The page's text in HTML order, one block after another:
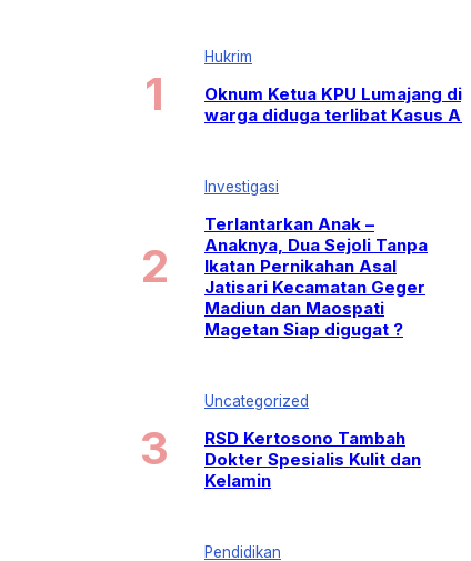
Hukrim
Oknum Ketua KPU Lumajang
warga diduga terlibat Kasus
Investigasi
Terlantarkan Anak –
Anaknya, Dua Sejoli Tanpa
Ikatan Pernikahan Asal
Jatisari Kecamatan Geger
Madiun dan Maospati
Magetan Siap digugat ?
Uncategorized
RSD Kertosono Tambah
Dokter Spesialis Kulit dan
Kelamin
Pendidikan